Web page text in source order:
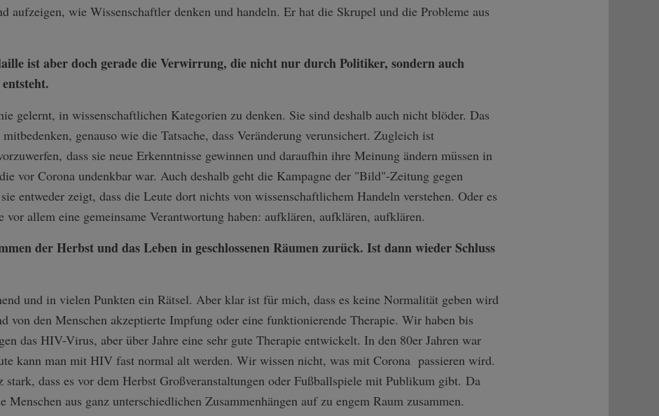
aufzeigen, wie Wissenschaftler denken und handeln. Er hat die Skrupel und die Probleme aus
ist aber doch gerade die Verwirrung, die nicht nur durch Politiker, sondern auch
gelernt, in wissenschaftlichen Kategorien zu denken. Sie sind deshalb auch nicht blöder. Das
genauso wie die Tatsache, dass Veränderung verunsichert. Zugleich ist
dass sie neue Erkenntnisse gewinnen und daraufhin ihre Meinung ändern müssen in
vor Corona undenkbar war. Auch deshalb geht die Kampagne der "Bild"-Zeitung gegen
entweder zeigt, dass die Leute dort nichts von wissenschaftlichem Handeln verstehen. Oder es
allem eine gemeinsame Verantwortung haben: aufklären, aufklären, aufklären.
der Herbst und das Leben in geschlossenen Räumen zurück. Ist dann wieder Schluss
und in vielen Punkten ein Rätsel. Aber klar ist für mich, dass es keine Normalität geben wird
von den Menschen akzeptierte Impfung oder eine funktionierende Therapie. Wir haben bis
das HIV-Virus, aber über Jahre eine sehr gute Therapie entwickelt. In den 80er Jahren war
kann man mit HIV fast normal alt werden. Wir wissen nicht, was mit Corona passieren wird.
stark, dass es vor dem Herbst Großveranstaltungen oder Fußballspiele mit Publikum gibt. Da
Menschen aus ganz unterschiedlichen Zusammenhängen auf zu engem Raum zusammen.